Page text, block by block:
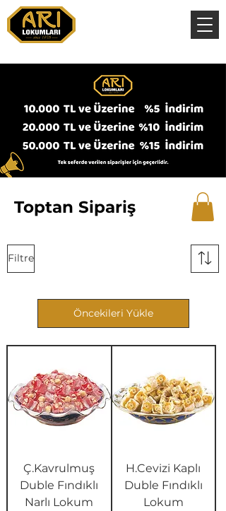
Toptan Sipariş
Filtre
Öncekileri Yükle
Ç.Kavrulmuş
Duble Fındıklı
Narlı Lokum
H.Cevizi Kaplı
Duble Fındıklı
Lokum